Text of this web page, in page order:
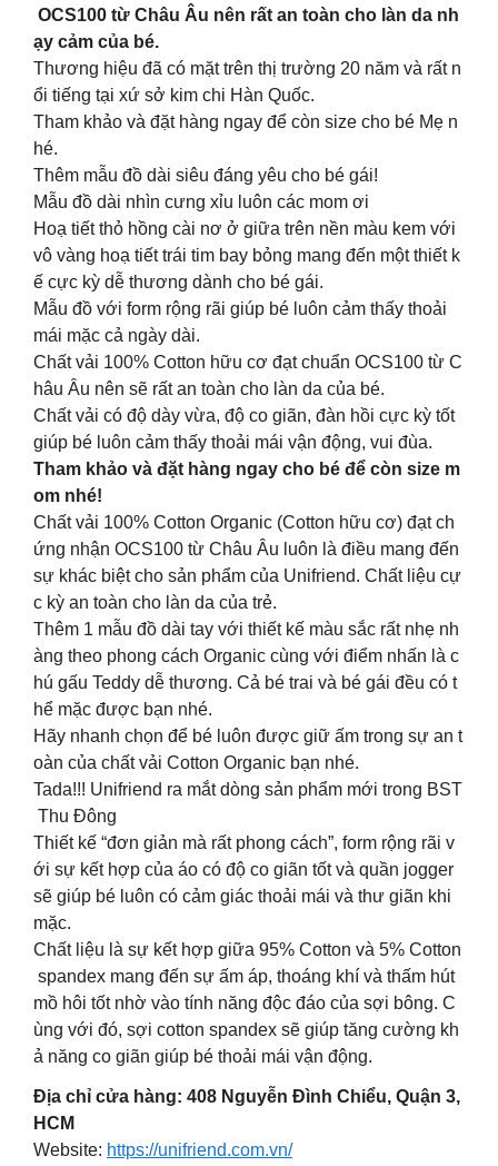
OCS100 từ Châu Âu nên rất an toàn cho làn da nh
ạy cảm của bé.
Thương hiệu đã có mặt trên thị trường 20 năm và rất n
ổi tiếng tại xứ sở kim chi Hàn Quốc.
Tham khảo và đặt hàng ngay để còn size cho bé Mẹ n
hé.
Thêm mẫu đồ dài siêu đáng yêu cho bé gái!
Mẫu đồ dài nhìn cưng xỉu luôn các mom ơi
Hoạ tiết thỏ hồng cài nơ ở giữa trên nền màu kem với
vô vàng hoạ tiết trái tim bay bỏng mang đến một thiết k
ế cực kỳ dễ thương dành cho bé gái.
Mẫu đồ với form rộng rãi giúp bé luôn cảm thấy thoải
mái mặc cả ngày dài.
Chất vải 100% Cotton hữu cơ đạt chuẩn OCS100 từ C
hâu Âu nên sẽ rất an toàn cho làn da của bé.
Chất vải có độ dày vừa, độ co giãn, đàn hồi cực kỳ tốt
giúp bé luôn cảm thấy thoải mái vận động, vui đùa.
Tham khảo và đặt hàng ngay cho bé để còn size m
om nhé!
Chất vải 100% Cotton Organic (Cotton hữu cơ) đạt ch
ứng nhận OCS100 từ Châu Âu luôn là điều mang đến
sự khác biệt cho sản phẩm của Unifriend. Chất liệu cự
c kỳ an toàn cho làn da của trẻ.
Thêm 1 mẫu đồ dài tay với thiết kế màu sắc rất nhẹ nh
àng theo phong cách Organic cùng với điểm nhấn là c
hú gấu Teddy dễ thương. Cả bé trai và bé gái đều có t
hể mặc được bạn nhé.
Hãy nhanh chọn để bé luôn được giữ ấm trong sự an t
oàn của chất vải Cotton Organic bạn nhé.
Tada!!! Unifriend ra mắt dòng sản phẩm mới trong BST
Thu Đông
Thiết kế “đơn giản mà rất phong cách”, form rộng rãi v
ới sự kết hợp của áo có độ co giãn tốt và quần jogger
sẽ giúp bé luôn có cảm giác thoải mái và thư giãn khi
mặc.
Chất liệu là sự kết hợp giữa 95% Cotton và 5% Cotton
spandex mang đến sự ấm áp, thoáng khí và thấm hút
mồ hôi tốt nhờ vào tính năng độc đáo của sợi bông. C
ùng với đó, sợi cotton spandex sẽ giúp tăng cường kh
ả năng co giãn giúp bé thoải mái vận động.
Địa chỉ cửa hàng: 408 Nguyễn Đình Chiểu, Quận 3,
HCM
Website: https://unifriend.com.vn/